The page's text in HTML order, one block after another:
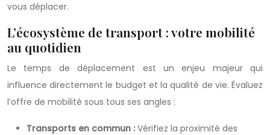
vous déplacer.
L’écosystème de transport : votre mobilité
au quotidien
Le temps de déplacement est un enjeu majeur qui
influence directement le budget et la qualité de vie. Évaluez
l’offre de mobilité sous tous ses angles :
Transports en commun : Vérifiez la proximité des